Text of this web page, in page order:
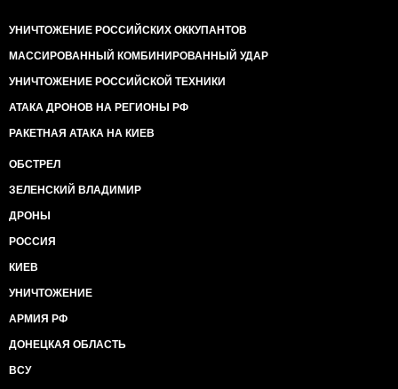
УНИЧТОЖЕНИЕ РОССИЙСКИХ ОККУПАНТОВ
МАССИРОВАННЫЙ КОМБИНИРОВАННЫЙ УДАР
УНИЧТОЖЕНИЕ РОССИЙСКОЙ ТЕХНИКИ
АТАКА ДРОНОВ НА РЕГИОНЫ РФ
РАКЕТНАЯ АТАКА НА КИЕВ
ОБСТРЕЛ
ЗЕЛЕНСКИЙ ВЛАДИМИР
ДРОНЫ
РОССИЯ
КИЕВ
УНИЧТОЖЕНИЕ
АРМИЯ РФ
ДОНЕЦКАЯ ОБЛАСТЬ
ВСУ